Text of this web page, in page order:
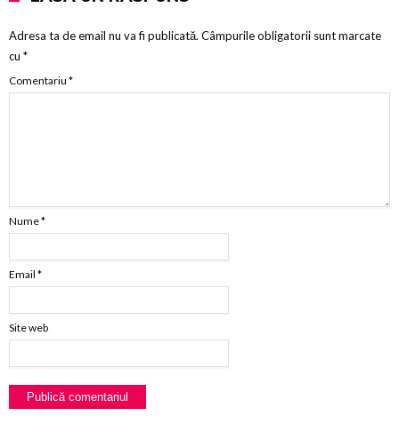
Adresa ta de email nu va fi publicată. Câmpurile obligatorii sunt marcate
cu *
Comentariu *
Nume*
Email *
Site web